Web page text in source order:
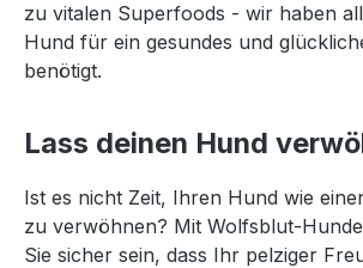
zu vitalen Superfoods - wir haben
Hund für ein gesundes und
benötigt.
Lass deinen Hund
Ist es nicht Zeit, Ihren Hund wie
zu verwöhnen? Mit Wolfsblut-
Sie sicher sein, dass Ihr pelziger